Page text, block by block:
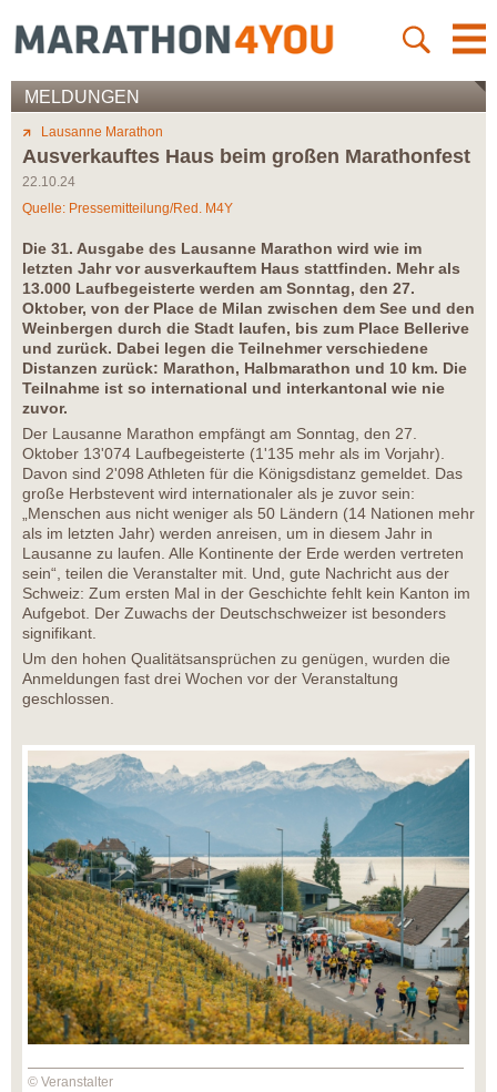
MELDUNGEN
Lausanne Marathon
Ausverkauftes Haus beim großen Marathonfest
22.10.24
Quelle: Pressemitteilung/Red. M4Y
Die 31. Ausgabe des Lausanne Marathon wird wie im
letzten Jahr vor ausverkauftem Haus stattfinden. Mehr als
13.000 Laufbegeisterte werden am Sonntag, den 27.
Oktober, von der Place de Milan zwischen dem See und den
Weinbergen durch die Stadt laufen, bis zum Place Bellerive
und zurück. Dabei legen die Teilnehmer verschiedene
Distanzen zurück: Marathon, Halbmarathon und 10 km. Die
Teilnahme ist so international und interkantonal wie nie
zuvor.
Der Lausanne Marathon empfängt am Sonntag, den 27.
Oktober 13'074 Laufbegeisterte (1'135 mehr als im Vorjahr).
Davon sind 2'098 Athleten für die Königsdistanz gemeldet. Das
große Herbstevent wird internationaler als je zuvor sein:
„Menschen aus nicht weniger als 50 Ländern (14 Nationen mehr
als im letzten Jahr) werden anreisen, um in diesem Jahr in
Lausanne zu laufen. Alle Kontinente der Erde werden vertreten
sein“, teilen die Veranstalter mit. Und, gute Nachricht aus der
Schweiz: Zum ersten Mal in der Geschichte fehlt kein Kanton im
Aufgebot. Der Zuwachs der Deutschschweizer ist besonders
signifikant.
Um den hohen Qualitätsansprüchen zu genügen, wurden die
Anmeldungen fast drei Wochen vor der Veranstaltung
geschlossen.
© Veranstalter